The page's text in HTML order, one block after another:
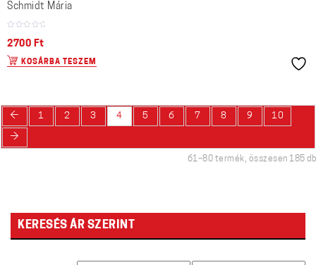
Schmidt Mária
2700 Ft
KOSÁRBA TESZEM
← 1 2 3 4 5 6 7 8 9 10
→
61–80 termék, összesen 185 db
KERESÉS ÁR SZERINT